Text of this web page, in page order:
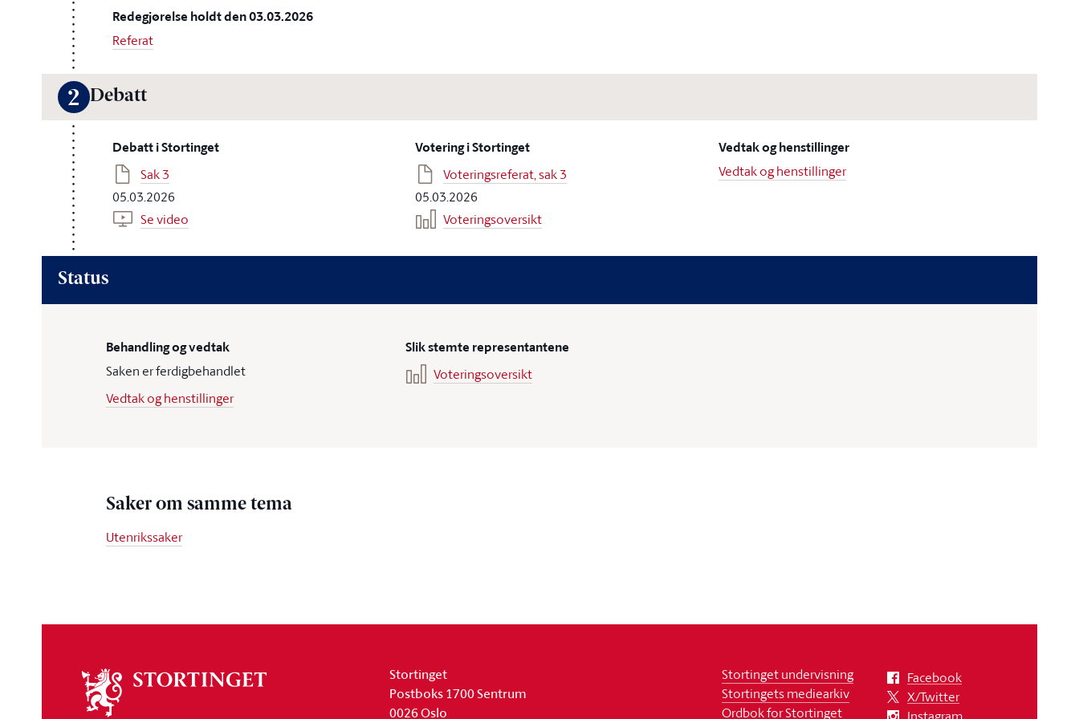
Redegjørelse holdt den 03.03.2026
Referat
2 Debatt
Debatt i Stortinget
Sak 3
05.03.2026
Se video
Votering i Stortinget
Voteringsreferat, sak 3
05.03.2026
Voteringsoversikt
Vedtak og henstillinger
Vedtak og henstillinger
Status
Behandling og vedtak
Saken er ferdigbehandlet
Vedtak og henstillinger
Slik stemte representantene
Voteringsoversikt
Saker om samme tema
Utenrikssaker
stortinget
Stortinget
Postboks 1700 Sentrum
0026 Oslo
Stortinget undervisning
Stortingets mediearkiv
Ordbok for Stortinget
Facebook
X/Twitter